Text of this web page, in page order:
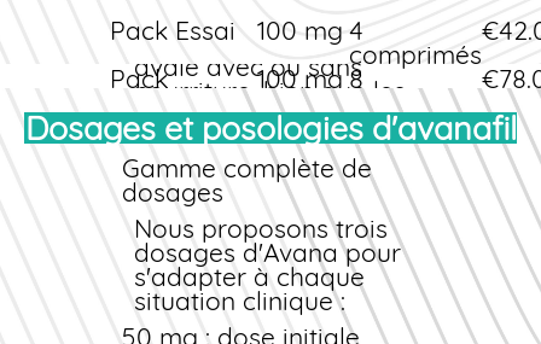
rapport sexuel prévu.
Le comprimé peut être
avalé avec ou sans
nourriture, bien que les
repas très riches en
graisses puissent
légèrement ralentir
l'absorption du
principe actif. Une
seule prise par
période de 24 heures
est recommandée.
Pack Essai
100 mg 4
comprimés
Pack
100 mg 8
comprimés
Pack
Économique
100 mg 32
comprimés
Profitez également de la
livraison rapide gratuite
pour toute commande
supérieure à 60 € en
France métropolitaine,
avec suivi de colis inclus.
Dosages et posologies d'avanafil
Gamme complète de
dosages
Nous proposons trois
dosages d'Avana pour
s'adapter à chaque
situation clinique :
50 mg : dose initiale